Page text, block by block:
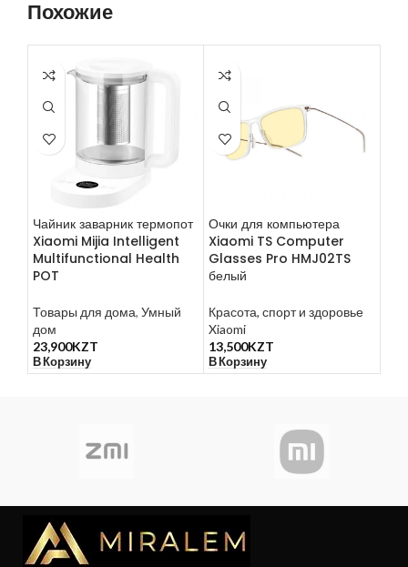
Похожие
Чайник заварник термопот
Xiaomi Mijia Intelligent
Multifunctional Health
POT
Товары для дома, Умный
дом
23,900KZT
В Корзину
Очки для компьютера
Xiaomi TS Computer
Glasses Pro HMJ02TS
белый
Красота, спорт и здоровье
Xiaomi
13,500KZT
В Корзину